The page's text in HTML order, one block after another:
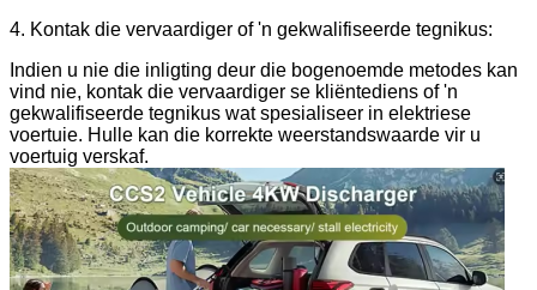
4. Kontak die vervaardiger of 'n gekwalifiseerde tegnikus:
Indien u nie die inligting deur die bogenoemde metodes kan
vind nie, kontak die vervaardiger se kliëntediens of 'n
gekwalifiseerde tegnikus wat spesialiseer in elektriese
voertuie. Hulle kan die korrekte weerstandswaarde vir u
voertuig verskaf.